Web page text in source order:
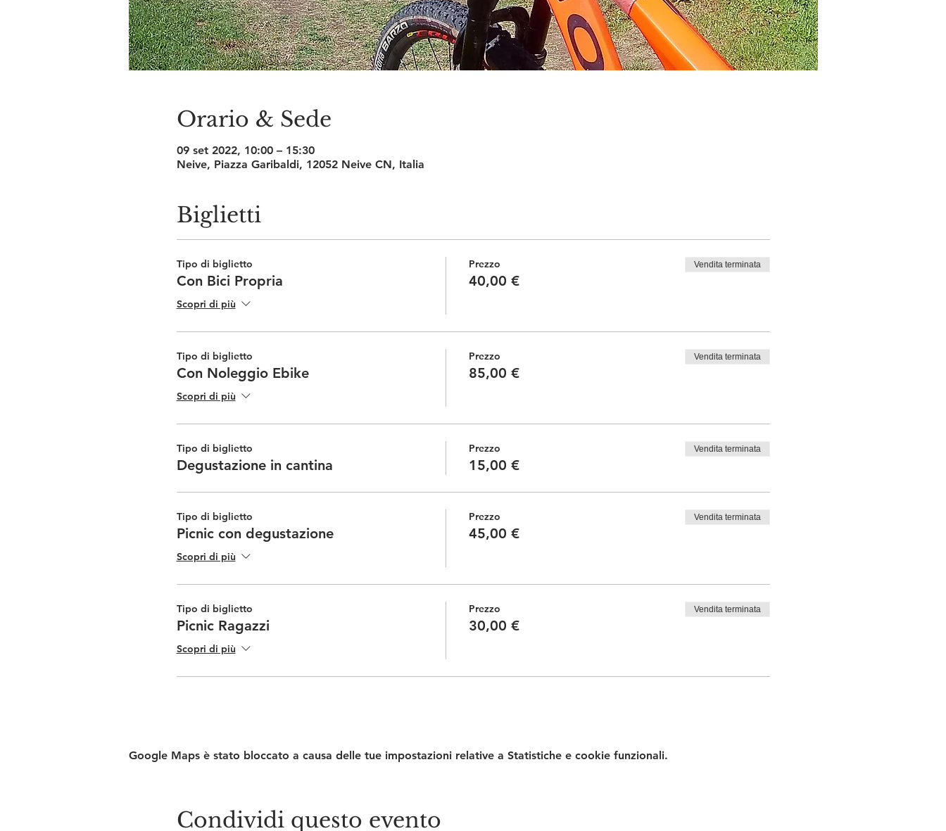
Orario & Sede
09 set 2022, 10:00 – 15:30
Neive, Piazza Garibaldi, 12052 Neive CN, Italia
Biglietti
Tipo di biglietto
Con Bici Propria
Scopri di più
Prezzo
40,00 €
Vendita terminata
Tipo di biglietto
Con Noleggio Ebike
Scopri di più
Prezzo
85,00 €
Vendita terminata
Tipo di biglietto
Degustazione in cantina
Prezzo
15,00 €
Vendita terminata
Tipo di biglietto
Picnic con degustazione
Scopri di più
Prezzo
45,00 €
Vendita terminata
Tipo di biglietto
Picnic Ragazzi
Scopri di più
Prezzo
30,00 €
Vendita terminata
Google Maps è stato bloccato a causa delle tue impostazioni relative a Statistiche e cookie funzionali.
Condividi questo evento